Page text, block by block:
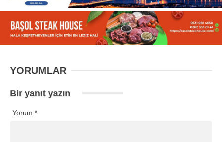
YORUMLAR
Bir yanıt yazın
Yorum *